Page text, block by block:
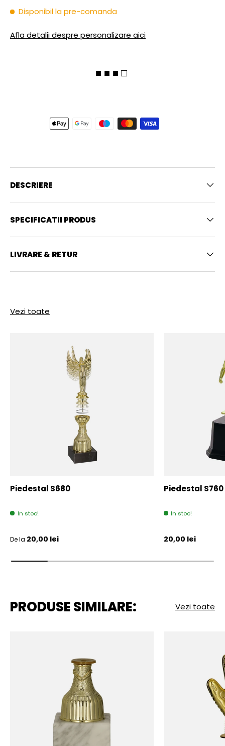
Disponibil la pre-comanda
Afla detalii despre personalizare aici
■ ■ ■ □
DESCRIERE
SPECIFICATII PRODUS
LIVRARE & RETUR
Vezi toate
Piedestal S680
In stoc!
Pret initial
De la 20,00 lei
Piedestal S760
In stoc!
Pret initial
20,00 lei
PRODUSE SIMILARE: Vezi toate